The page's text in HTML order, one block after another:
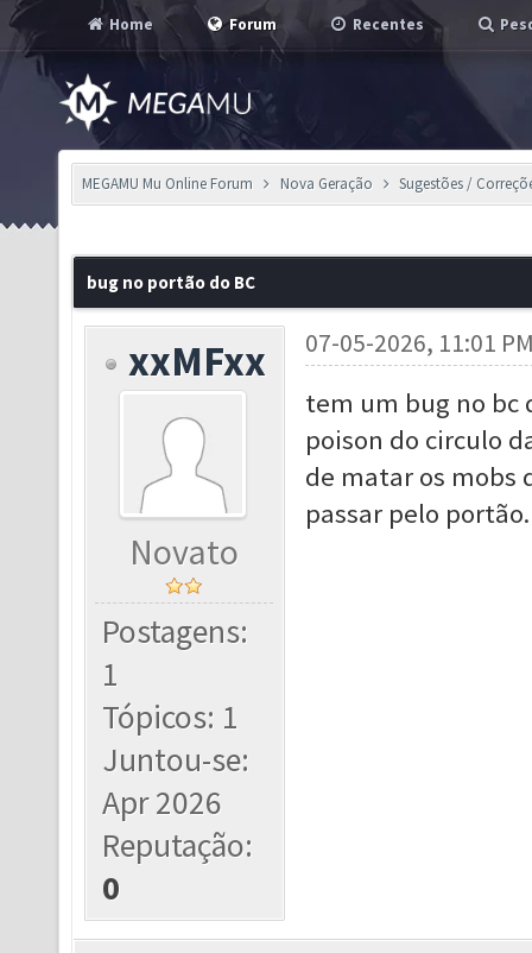
Home Forum Recentes
MEGAMU Mu Online Forum Nova Geração Sugestões /
bug no portão do BC
xxMFxx
Novato
Postagens:
1
Tópicos: 1
Juntou-se:
Apr 2026
Reputação:
0
07-05-2026, 11:01
tem um bug no bc
poison do circulo
de matar os mobs
passar pelo portão.